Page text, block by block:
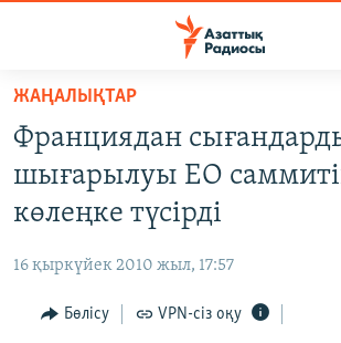
Skip
main
content
to
main
Navigation
САЯСАТ
AZATTYQTV
АДАМ ҚҰҚЫҚТАРЫ
ӘЛЕУМЕТ
ЖАҢАЛЫҚТАР
Франциядан
шығарылуы ЕО
көлеңке түсірді
16 қыркүйек 2010 жыл, 17:57
Бөлісу VPN-сіз оқу